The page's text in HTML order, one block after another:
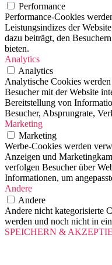
Performance
Performance-Cookies
Leistungsindizes der
dazu beiträgt, den
bieten.
Analytics
Analytics
Analytische Cookies
Besucher mit der Website
Bereitstellung von
Besucher, Absprungrate,
Marketing
Marketing
Werbe-Cookies werden
Anzeigen und
verfolgen Besucher über
Informationen, um
Andere
Andere
Andere nicht kategorisierte
werden und noch nicht in
SPEICHERN &